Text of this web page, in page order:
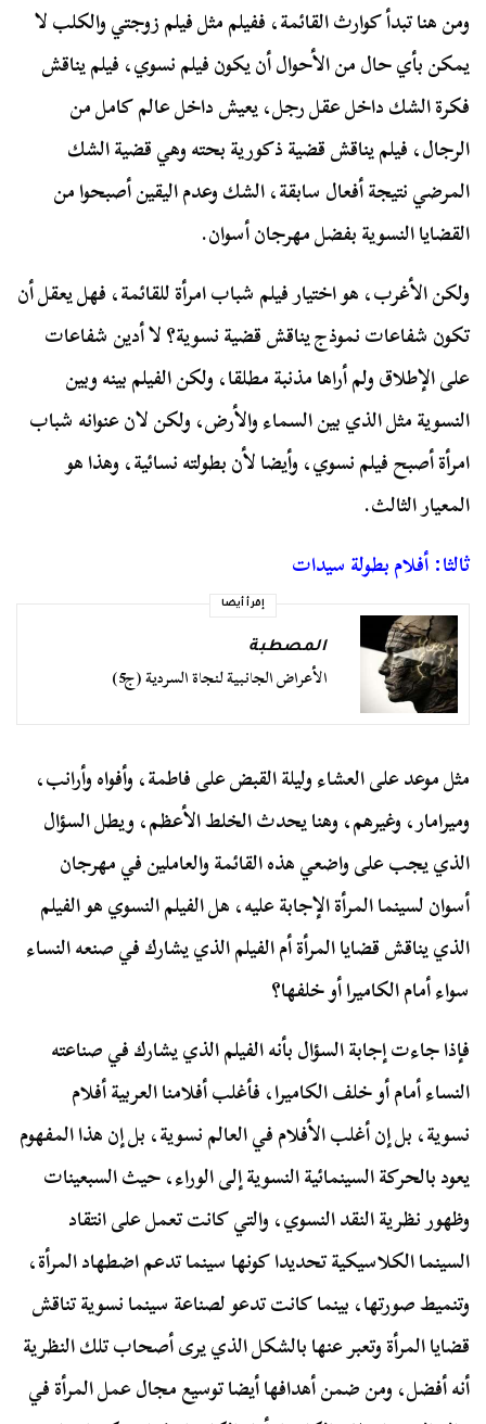
ومن هنا تبدأ كوارث القائمة، ففيلم مثل فيلم زوجتي والكلب لا
يمكن بأي حال من الأحوال أن يكون فيلم نسوي، فيلم يناقش
فكرة الشك داخل عقل رجل، يعيش داخل عالم كامل من
الرجال، فيلم يناقش قضية ذكورية بحته وهي قضية الشك
المرضي نتيجة أفعال سابقة، الشك وعدم اليقين أصبحوا من
القضايا النسوية بفضل مهرجان أسوان.
ولكن الأغرب، هو اختيار فيلم شباب امرأة للقائمة، فهل يعقل أن
تكون شفاعات نموذج يناقش قضية نسوية؟ لا أدين شفاعات
على الإطلاق ولم أراها مذنبة مطلقا، ولكن الفيلم بينه وبين
النسوية مثل الذي بين السماء والأرض، ولكن لان عنوانه شباب
امرأة أصبح فيلم نسوي، وأيضا لأن بطولته نسائية، وهذا هو
المعيار الثالث.
ثالثا: أفلام بطولة سيدات
إقرأ أيضا
المصطبة
الأعراض الجانبية لنجاة السردية (ج5)
مثل موعد على العشاء وليلة القبض على فاطمة، وأفواه وأرانب،
وميرامار، وغيرهم، وهنا يحدث الخلط الأعظم، ويطل السؤال
الذي يجب على واضعي هذه القائمة والعاملين في مهرجان
أسوان لسينما المرأة الإجابة عليه، هل الفيلم النسوي هو الفيلم
الذي يناقش قضايا المرأة أم الفيلم الذي يشارك في صنعه النساء
سواء أمام الكاميرا أو خلفها؟
فإذا جاءت إجابة السؤال بأنه الفيلم الذي يشارك في صناعته
النساء أمام أو خلف الكاميرا، فأغلب أفلامنا العربية أفلام
نسوية، بل إن أغلب الأفلام في العالم نسوية، بل إن هذا المفهوم
يعود بالحركة السينمائية النسوية إلى الوراء، حيث السبعينات
وظهور نظرية النقد النسوي، والتي كانت تعمل على انتقاد
السينما الكلاسيكية تحديدا كونها سينما تدعم اضطهاد المرأة،
وتنميط صورتها، بينما كانت تدعو لصناعة سينما نسوية تناقش
قضايا المرأة وتعبر عنها بالشكل الذي يرى أصحاب تلك النظرية
أنه أفضل، ومن ضمن أهدافها أيضا توسيع مجال عمل المرأة في